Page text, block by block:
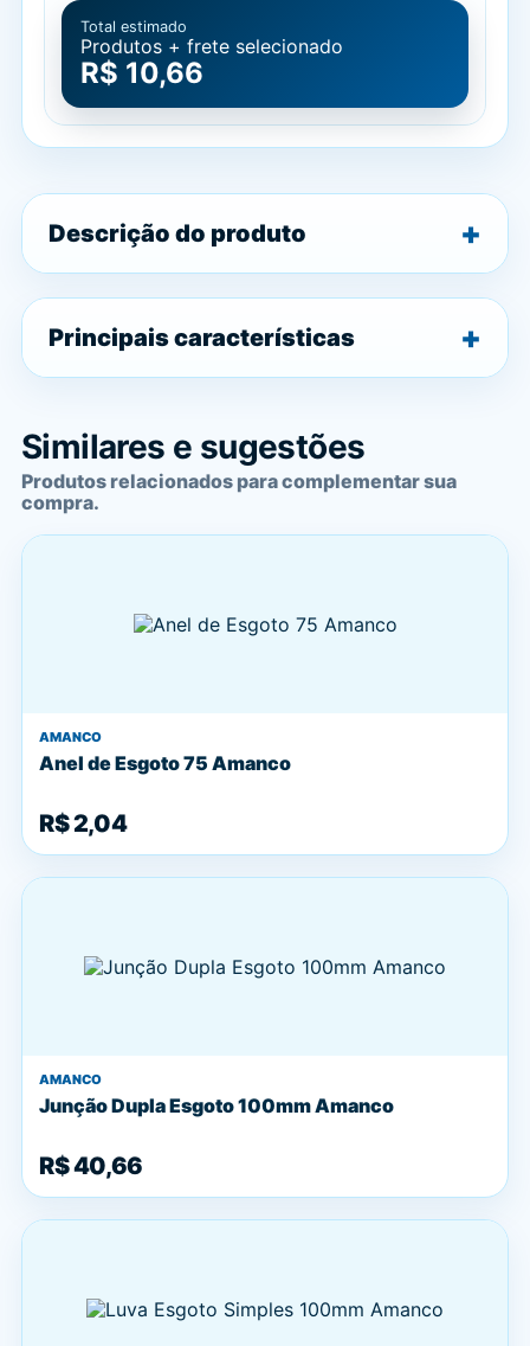
Total estimado
Produtos + frete selecionado
R$ 10,66
Descrição do produto
Principais características
Similares e sugestões
Produtos relacionados para complementar sua
compra.
AMANCO
Anel de Esgoto 75 Amanco
R$ 2,04
AMANCO
Junção Dupla Esgoto 100mm Amanco
R$ 40,66